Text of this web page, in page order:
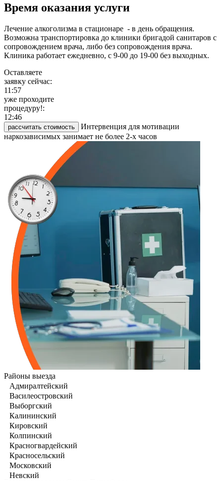
Время оказания услуги
Лечение алкоголизма в стационаре - в день обращения.
Возможна транспортировка до клиники бригадой санитаров с
сопровождением врача, либо без сопровождения врача.
Клиника работает ежедневно, с 9-00 до 19-00 без выходных.
Оставляете
заявку сейчас:
11:57
уже проходите
процедуру!:
12:46
рассчитать стоимость
Интервенция для мотивации
наркозависимых занимает не более 2-х часов
Районы выезда
Адмиралтейский
Василеостровский
Выборгский
Калининский
Кировский
Колпинский
Красногвардейский
Красносельский
Московский
Невский